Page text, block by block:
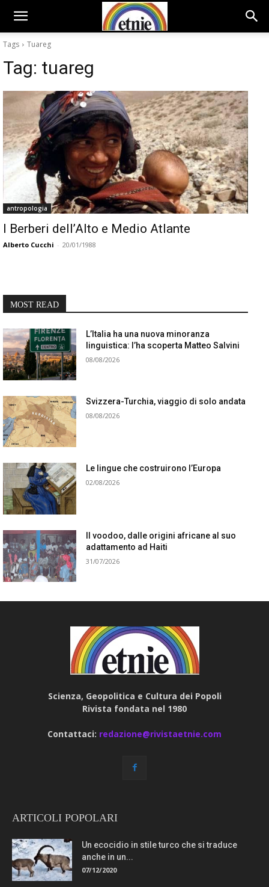
Tags Tuareg
Tag: tuareg
antropologia
I Berberi dell’Alto e Medio Atlante
Alberto Cucchi - 20/01/1988
MOST READ
L’Italia ha una nuova minoranza
linguistica: l’ha scoperta Matteo Salvini
08/08/2026
Svizzera-Turchia, viaggio di solo andata
08/08/2026
Le lingue che costruirono l’Europa
02/08/2026
Il voodoo, dalle origini africane al suo
adattamento ad Haiti
31/07/2026
Scienza, Geopolitica e Cultura dei Popoli
Rivista fondata nel 1980
Contattaci: redazione@rivistaetnie.com
ARTICOLI POPOLARI
Un ecocidio in stile turco che si traduce
anche in un...
07/12/2020